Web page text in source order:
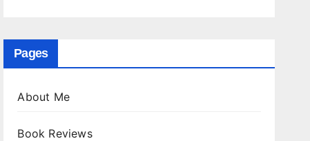
Pages
About Me
Book Reviews